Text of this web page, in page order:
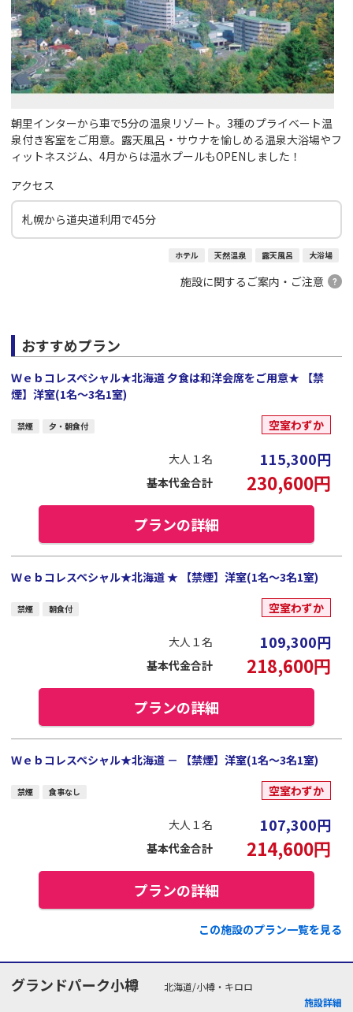
朝里インターから車で5分の温泉リゾート。3種のプライベート温
泉付き客室をご用意。露天風呂・サウナを愉しめる温泉大浴場やフ
ィットネスジム、4月からは温水プールもOPENしました！
アクセス
札幌から道央道利用で45分
ホテル 天然温泉 露天風呂 大浴場
施設に関するご案内・ご注意
おすすめプラン
Ｗｅｂコレスペシャル★北海道 夕食は和洋会席をご用意★ 【禁
煙】洋室(1名～3名1室)
禁煙 夕・朝食付 空室わずか
大人１名 115,300円
基本代金合計 230,600円
プランの詳細
Ｗｅｂコレスペシャル★北海道 ★ 【禁煙】洋室(1名～3名1室)
禁煙 朝食付 空室わずか
大人１名 109,300円
基本代金合計 218,600円
プランの詳細
Ｗｅｂコレスペシャル★北海道 － 【禁煙】洋室(1名～3名1室)
禁煙 食事なし 空室わずか
大人１名 107,300円
基本代金合計 214,600円
プランの詳細
この施設のプラン一覧を見る
グランドパーク小樽
北海道/小樽・キロロ
施設詳細